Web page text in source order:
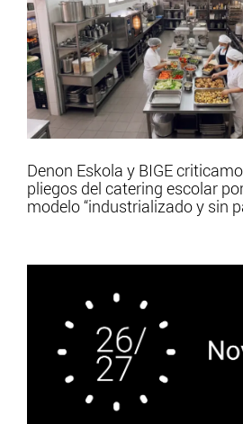
Denon Eskola y BIGE
pliegos del catering escolar
modelo “industrializado y sin